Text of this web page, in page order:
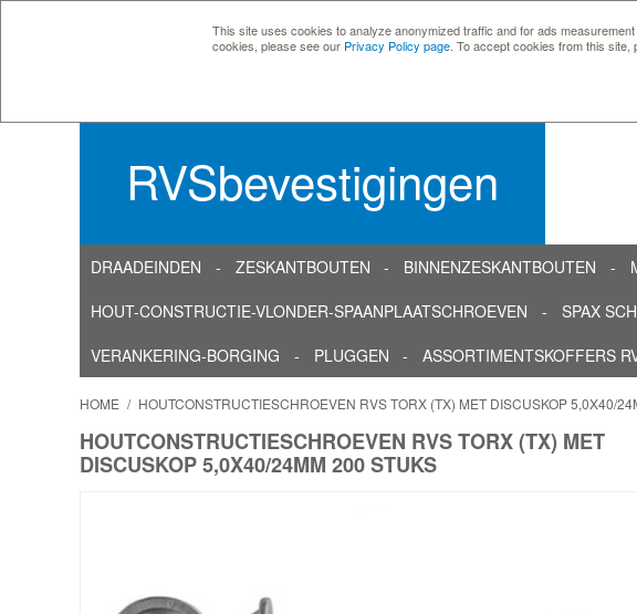
This site uses cookies to analyze anonymized traffic and for ads
cookies, please see our Privacy Policy page . To accept cookies from this
RVSbevestigingen
DRAADEINDEN ZESKANTBOUTEN BINNENZESKANTBOUTEN
HOUT-CONSTRUCTIE-VLONDER-SPAANPLAATSCHROEVEN
SPAX
VERANKERING-BORGING
PLUGGEN ASSORTIMENTSKOFFERS
HOME / HOUTCONSTRUCTIESCHROEVEN RVS TORX (TX) MET DISCUSKOP 5,0X40/
HOUTCONSTRUCTIESCHROEVEN RVS TORX (TX) MET
DISCUSKOP 5,0X40/24MM 200 STUKS